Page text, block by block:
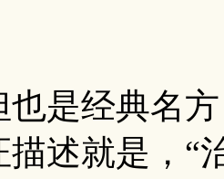
也是经典名
描述就是，“